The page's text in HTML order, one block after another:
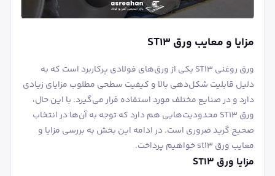
مزایا و معایب ورق ST13
ورق روغنی ST13 یکی از ورق‌های فولادی پرکاربرد است که به
دلیل قابلیت شکل‌دهی بالا و کیفیت سطحی مطلوب مزایای زیادی
دارد و در صنایع مختلف مورد استفاده قرار می‌گیرد. با این حال،
ورق ST13 محدودیت‌هایی هم دارد که توجه به آن‌ها در انتخاب
صحیح گرید ضروری است. در ادامه این بخش به بررسی مزایا و
معایب ورق st13 خواهیم پرداخت.
مزایا ورق ST13